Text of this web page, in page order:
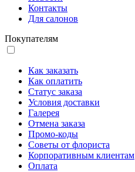
Контакты
Для салонов
Покупателям
Как заказать
Как оплатить
Статус заказа
Условия доставки
Галерея
Отмена заказа
Промо-коды
Советы от флориста
Корпоративным клиентам
Оплата